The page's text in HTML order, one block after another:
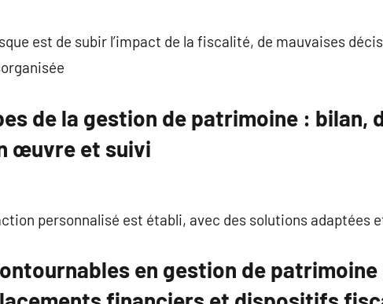
est de subir l’impact de la fiscalité, de mauvaises
de la gestion de patrimoine : bilan,
œuvre et suivi
personnalisé est établi, avec des solutions adaptées
en gestion de